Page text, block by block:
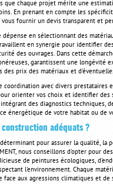
que chaque projet mérite une
En prenant en compte les
fournir un devis transparent et
dépense en sélectionnant des
en synergie pour identifier
des ouvrages. Dans cette
garantissent une longévité
des prix des matériaux et
coordination avec divers prestataires
orienter vos choix et identifier des
des diagnostics techniques,
énergétique de votre habitat ou de
adéquats ?
pour assurer la qualité, la
nous conseillons d'opter pour
de peintures écologiques,
l'environnement. Chaque
aux agressions climatiques et de